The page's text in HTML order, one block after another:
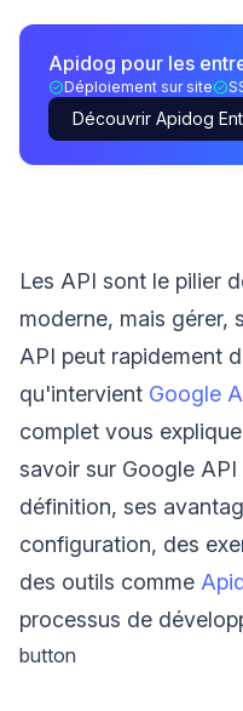
Apidog pour les
Déploiement sur site
Découvrir Apidog
Les API sont le pilier
moderne, mais gérer,
API peut rapidement
qu'intervient Google
complet vous
savoir sur Google
définition, ses
configuration, des
des outils comme
processus de
button